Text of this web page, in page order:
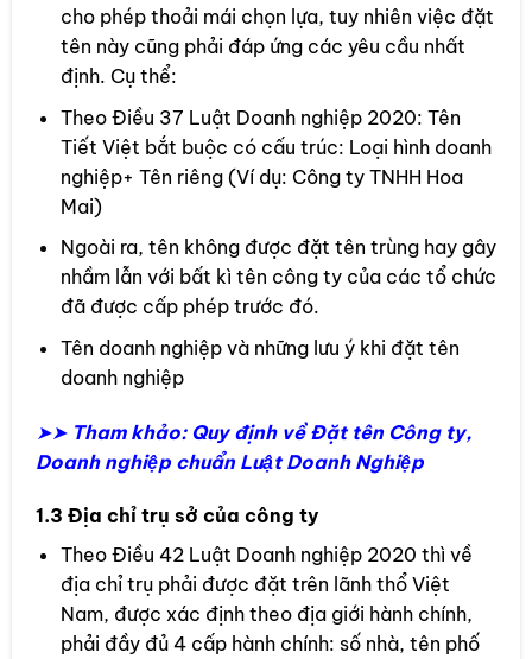
cho phép thoải mái chọn lựa, tuy nhiên việc đặt
tên này cũng phải đáp ứng các yêu cầu nhất
định. Cụ thể:
Theo Điều 37 Luật Doanh nghiệp 2020: Tên
Tiết Việt bắt buộc có cấu trúc: Loại hình doanh
nghiệp+ Tên riêng (Ví dụ: Công ty TNHH Hoa
Mai)
Ngoài ra, tên không được đặt tên trùng hay gây
nhầm lẫn với bất kì tên công ty của các tổ chức
đã được cấp phép trước đó.
Tên doanh nghiệp và những lưu ý khi đặt tên
doanh nghiệp
➤➤ Tham khảo: Quy định về Đặt tên Công ty,
Doanh nghiệp chuẩn Luật Doanh Nghiệp
1.3 Địa chỉ trụ sở của công ty
Theo Điều 42 Luật Doanh nghiệp 2020 thì về
địa chỉ trụ phải được đặt trên lãnh thổ Việt
Nam, được xác định theo địa giới hành chính,
phải đầy đủ 4 cấp hành chính: số nhà, tên phố